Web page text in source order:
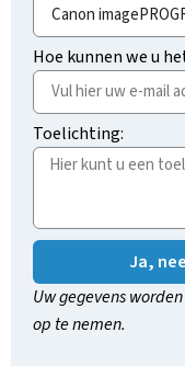
Hoe kunnen we u
Toelichting:
Ja,
Uw gegevens
op te nemen.